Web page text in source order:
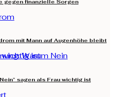
mit Mann auf Augenhöhe bleibt
sagen als Frau wichtig ist